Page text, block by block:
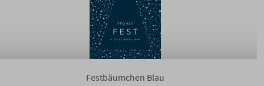
Festbäumchen Blau